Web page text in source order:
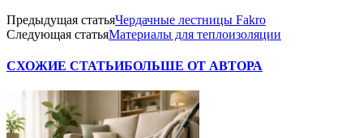
Предыдущая статьяЧердачные лестницы Fakro
Следующая статьяМатериалы для теплоизоляции
СХОЖИЕ СТАТЬИБОЛЬШЕ ОТ АВТОРА